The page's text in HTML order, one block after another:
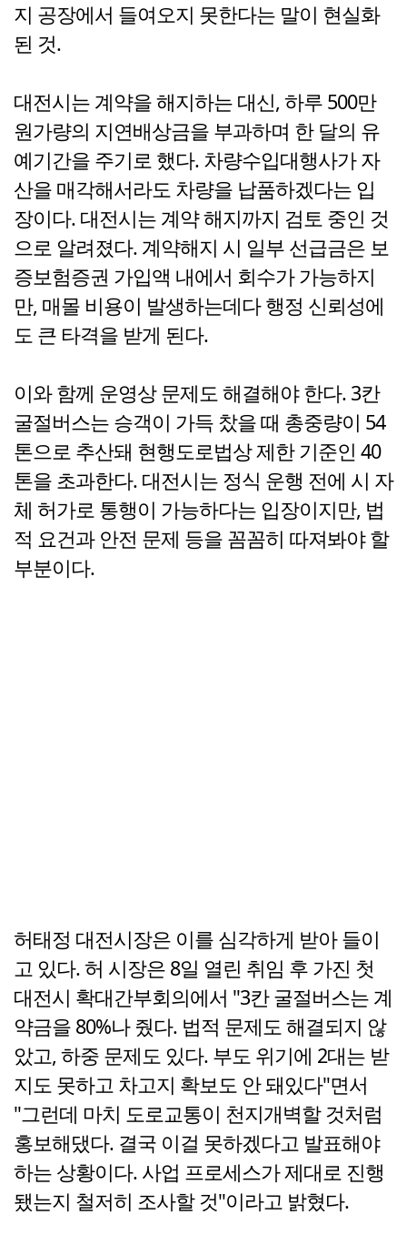
지 공장에서 들여오지 못한다는 말이 현실화
된 것.
대전시는 계약을 해지하는 대신, 하루 500만
원가량의 지연배상금을 부과하며 한 달의 유
예기간을 주기로 했다. 차량수입대행사가 자
산을 매각해서라도 차량을 납품하겠다는 입
장이다. 대전시는 계약 해지까지 검토 중인 것
으로 알려졌다. 계약해지 시 일부 선급금은 보
증보험증권 가입액 내에서 회수가 가능하지
만, 매몰 비용이 발생하는데다 행정 신뢰성에
도 큰 타격을 받게 된다.
이와 함께 운영상 문제도 해결해야 한다. 3칸
굴절버스는 승객이 가득 찼을 때 총중량이 54
톤으로 추산돼 현행도로법상 제한 기준인 40
톤을 초과한다. 대전시는 정식 운행 전에 시 자
체 허가로 통행이 가능하다는 입장이지만, 법
적 요건과 안전 문제 등을 꼼꼼히 따져봐야 할
부분이다.
허태정 대전시장은 이를 심각하게 받아 들이
고 있다. 허 시장은 8일 열린 취임 후 가진 첫
대전시 확대간부회의에서 "3칸 굴절버스는 계
약금을 80%나 줬다. 법적 문제도 해결되지 않
았고, 하중 문제도 있다. 부도 위기에 2대는 받
지도 못하고 차고지 확보도 안 돼있다"면서
"그런데 마치 도로교통이 천지개벽할 것처럼
홍보해댔다. 결국 이걸 못하겠다고 발표해야
하는 상황이다. 사업 프로세스가 제대로 진행
됐는지 철저히 조사할 것"이라고 밝혔다.